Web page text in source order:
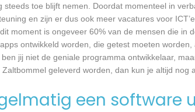
steeds toe blijft nemen. Doordat momenteel in
en zijn er dus ook meer vacatures voor
moment is ongeveer 60% van de mensen die in
ontwikkeld worden, die getest moeten
jij niet de geniale programma ontwikkelaar,
geleverd worden, dan kun je altijd nog
een software